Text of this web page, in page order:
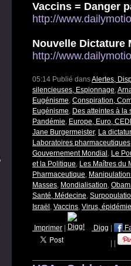
Vaccins = Danger
http://
Nouvelle Dictature
http://
05:14 Publié dansAlertes,
silencieuses, Espionnage,
Eugénisme, Conspiration,
Eugénisme, Des atteintes à la
Pandémie, Europe, Euro,
Jane Burgermeister, La
Laboratoires pharmaceutiques
Gouvernement Mondial , Le
et la Politique, Les Maîtres du
Pharmaceutique,
Masses, Mondialisation,
Santé, Médecine,
Israël , Vaccins, Virus,
Imprimer Digg